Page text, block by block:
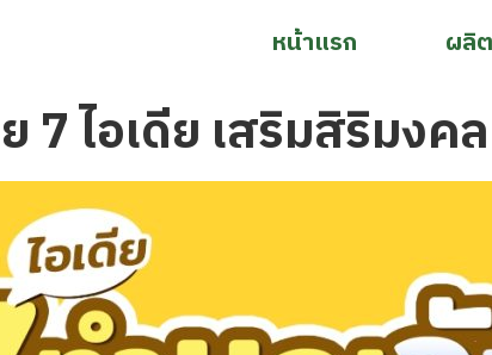
หน้าแรก ผลิ
7 ไอเดีย เสริมสิริมง